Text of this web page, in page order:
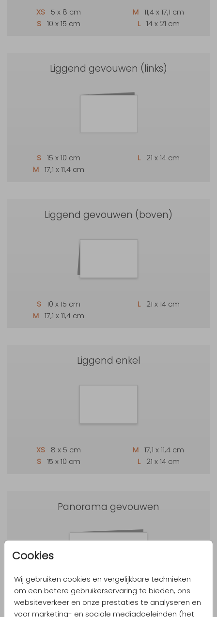
Cookies
Wij gebruiken cookies en vergelijkbare technieken
om een betere gebruikerservaring te bieden, ons
websiteverkeer en onze prestaties te analyseren en
voor marketing- en sociale mediadoeleinden (het
XS
5 x 8 cm
S 10 x 15 cm
M 11,4 x 17,1 cm
L 14 x 21 cm
Liggend gevouwen (links)
S 15 x 10 cm
M 17,1 x 11,4 cm
L 21 x 14 cm
Liggend gevouwen (boven)
S 10 x 15 cm
M 17,1 x 11,4 cm
L 21 x 14 cm
Liggend enkel
XS
8 x 5 cm
S 15 x 10 cm
M 17,1 x 11,4 cm
L
21 x 14 cm
Panorama gevouwen
L 21 x 10 cm